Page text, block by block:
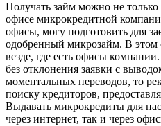
Получать займ можно не
офисе микрокредитной
офисы, могу подготовить для
одобренный микрозайм. В этом
везде, где есть офисы
без отклонения заявки с
моментальных переводов, то
поиску кредиторов,
Выдавать микрокредиты для
через интернет, так и через